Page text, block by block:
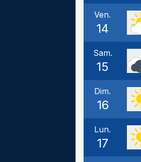
Ven.
14
Sam.
15
Dim.
16
Lun.
17